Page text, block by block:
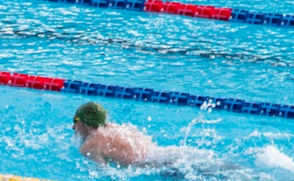
CALENDARIO CORSI PRENOTA UN CHECK FIT